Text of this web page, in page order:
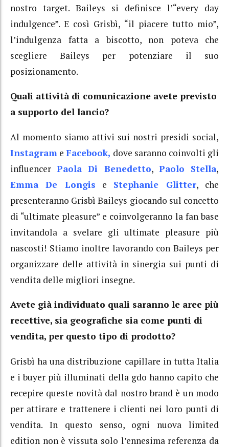
nostro target. Baileys si definisce l’“every day
indulgence”. E così Grisbì, “il piacere tutto mio”,
l’indulgenza fatta a biscotto, non poteva che
scegliere Baileys per potenziare il suo
posizionamento.
Quali attività di comunicazione avete previsto
a supporto del lancio?
Al momento siamo attivi sui nostri presidi social,
Instagram eFacebook, dove saranno coinvolti gli
influencerPaola Di Benedetto, Paolo Stella,
Emma De Longis e Stephanie Glitter, che
presenteranno Grisbì Baileys giocando sul concetto
di “ultimate pleasure” e coinvolgeranno la fan base
invitandola a svelare gli ultimate pleasure più
nascosti! Stiamo inoltre lavorando con Baileys per
organizzare delle attività in sinergia sui punti di
vendita delle migliori insegne.
Avete già individuato quali saranno le aree più
recettive, sia geografiche sia come punti di
vendita, per questo tipo di prodotto?
Grisbì ha una distribuzione capillare in tutta Italia
e i buyer più illuminati della gdo hanno capito che
recepire queste novità dal nostro brand è un modo
per attirare e trattenere i clienti nei loro punti di
vendita. In questo senso, ogni nuova limited
edition non è vissuta solo l’ennesima referenza da